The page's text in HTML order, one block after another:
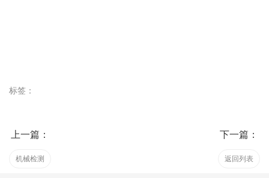
标签：
上一篇：
机械检测
下一篇：
返回列表